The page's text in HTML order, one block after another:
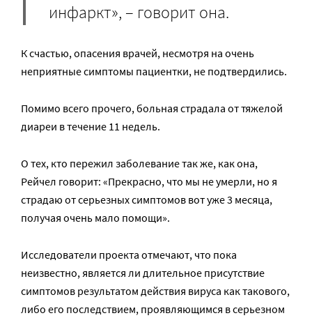
инфаркт», – говорит она.
К счастью, опасения врачей, несмотря на очень
неприятные симптомы пациентки, не подтвердились.
Помимо всего прочего, больная страдала от тяжелой
диареи в течение 11 недель.
О тех, кто пережил заболевание так же, как она,
Рейчел говорит: «Прекрасно, что мы не умерли, но я
страдаю от серьезных симптомов вот уже 3 месяца,
получая очень мало помощи».
Исследователи проекта отмечают, что пока
неизвестно, является ли длительное присутствие
симптомов результатом действия вируса как такового,
либо его последствием, проявляющимся в серьезном